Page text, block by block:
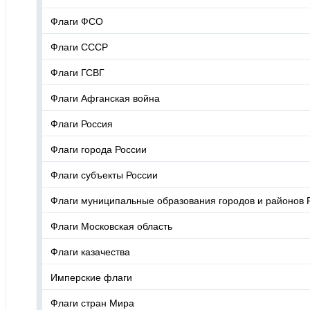
Флаги ФСО
Флаги СССР
Флаги ГСВГ
Флаги Афганская война
Флаги Россия
Флаги города России
Флаги субъекты России
Флаги муниципальные образования городов и районов
Флаги Московская область
Флаги казачества
Имперские флаги
Флаги стран Мира